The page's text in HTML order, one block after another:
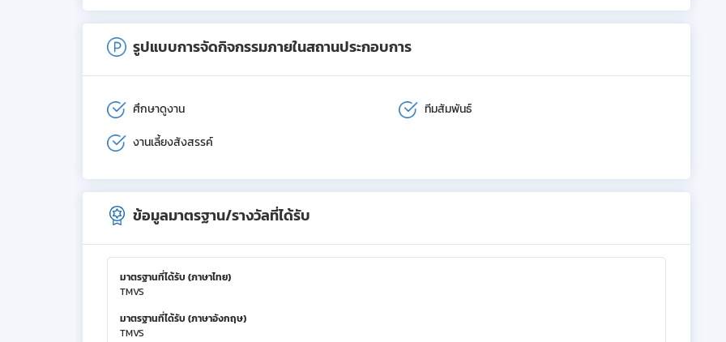
รูปแบบการจัดกิจกรรมภายในสถานประกอบการ
ศึกษาดูงาน
ทีมสัมพันธ์
งานเลี้ยงสังสรรค์
ข้อมูลมาตรฐาน/รางวัลที่ได้รับ
มาตรฐานที่ได้รับ (ภาษาไทย)
TMVS
มาตรฐานที่ได้รับ (ภาษาอังกฤษ)
TMVS